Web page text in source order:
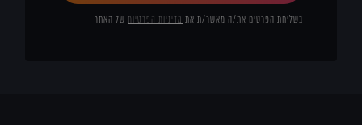
בשליחת הפרטים את/ה מאשר/ת את מדיניות הפרטיותשל האתר